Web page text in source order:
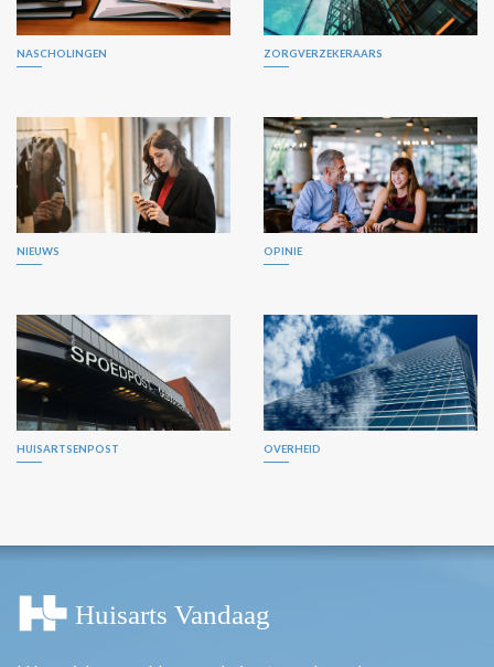
NASCHOLINGEN ZORGVERZEKERAARS
NIEUWS OPINIE
HUISARTSENPOST OVERHEID